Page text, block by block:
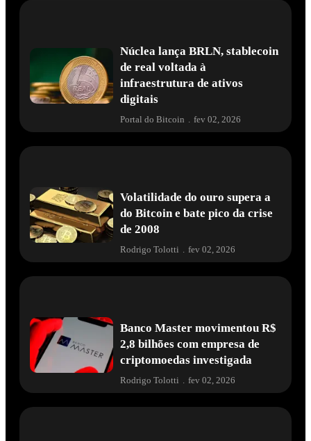
Núclea lança BRLN, stablecoin
de real voltada à
infraestrutura de ativos
digitais
Portal do Bitcoin fev 02, 2026
Volatilidade do ouro supera a
do Bitcoin e bate pico da crise
de 2008
Rodrigo Tolotti . fev 02, 2026
Banco Master movimentou R$
2,8 bilhões com empresa de
criptomoedas investigada
Rodrigo Tolotti . fev 02, 2026